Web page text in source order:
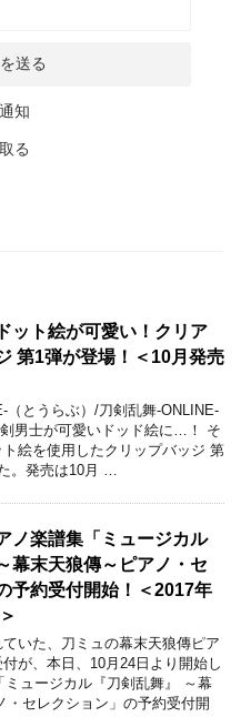
知
る
ット絵が可愛い！クリア
第1弾が登場！＜10月発売
（とうらぶ）/刀剣乱舞-ONLINE-
男士が可愛いドッド絵に…！ そ
絵を使用したクリップバッジ 第
。発売は10月 …
ノ楽譜集「ミュージカル
幕末天狼傳～ピアノ・セ
予約受付開始！＜2017年
いた、刀ミュの幕末天狼傳ピア
が、本日、10月24日より開始し
ミュージカル『刀剣乱舞』 ～幕
・セレクション」の予約受付開